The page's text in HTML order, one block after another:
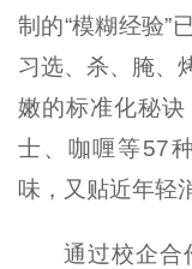
制的“模糊经验”
习选、杀、腌、
嫩的标准化秘
士、咖喱等57
味，又贴近年轻
通过校企合